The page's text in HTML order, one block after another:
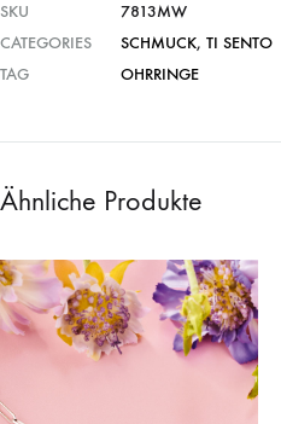
SKU
7813MW
CATEGORIES
SCHMUCK, TI SENTO
TAG
OHRRINGE
Ähnliche Produkte